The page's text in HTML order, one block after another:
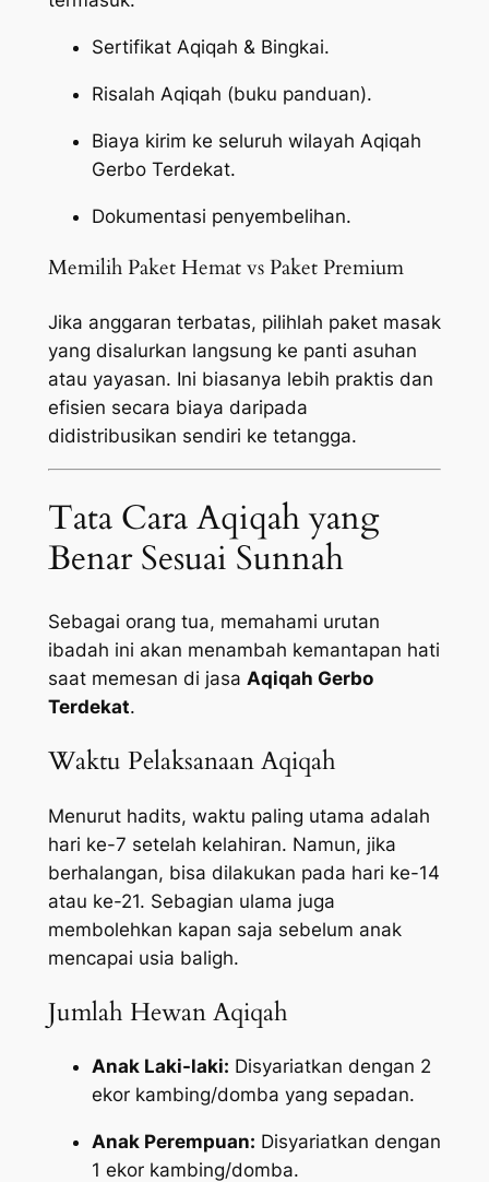
Sertifikat Aqiqah & Bingkai.
Risalah Aqiqah (buku panduan).
Biaya kirim ke seluruh wilayah Aqiqah
Gerbo Terdekat.
Dokumentasi penyembelihan.
Memilih Paket Hemat vs Paket Premium
Jika anggaran terbatas, pilihlah paket masak
yang disalurkan langsung ke panti asuhan
atau yayasan. Ini biasanya lebih praktis dan
efisien secara biaya daripada
didistribusikan sendiri ke tetangga.
Tata Cara Aqiqah yang
Benar Sesuai Sunnah
Sebagai orang tua, memahami urutan
ibadah ini akan menambah kemantapan hati
saat memesan di jasa Aqiqah Gerbo
Terdekat.
Waktu Pelaksanaan Aqiqah
Menurut hadits, waktu paling utama adalah
hari ke-7 setelah kelahiran. Namun, jika
berhalangan, bisa dilakukan pada hari ke-14
atau ke-21. Sebagian ulama juga
membolehkan kapan saja sebelum anak
mencapai usia baligh.
Jumlah Hewan Aqiqah
Anak Laki-laki: Disyariatkan dengan 2
ekor kambing/domba yang sepadan.
Anak Perempuan: Disyariatkan dengan
1 ekor kambing/domba.